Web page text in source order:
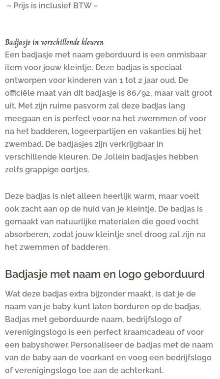
– Prijs is inclusief BTW –
Badjasje in verschillende kleuren
Een badjasje met naam geborduurd is een onmisbaar
item voor jouw kleintje. Deze badjas is speciaal
ontworpen voor kinderen van 1 tot 2 jaar oud. De
officiële maat van dit badjasje is 86/92, maar valt groot
uit. Met zijn ruime pasvorm zal deze badjas lang
meegaan en is perfect voor na het zwemmen of voor
na het badderen, logeerpartijen en vakanties bij het
zwembad. De badjasjes zijn verkrijgbaar in
verschillende kleuren. De Jollein badjasjes hebben
zelfs grappige oortjes.
Deze badjas is niet alleen heerlijk warm, maar voelt
ook zacht aan op de huid van je kleintje. De badjas is
gemaakt van natuurlijke materialen die goed vocht
absorberen, zodat jouw kleintje snel droog zal zijn na
het zwemmen of badderen.
Badjasje met naam en logo geborduurd
Wat deze badjas extra bijzonder maakt, is dat je de
naam van je baby kunt laten borduren op de badjas.
Badjas met geborduurde naam, bedrijfslogo of
verenigingslogo is een perfect kraamcadeau of voor
een babyshower. Personaliseer de badjas met de naam
van de baby aan de voorkant en voeg een bedrijfslogo
of verenigingslogo toe aan de achterkant.